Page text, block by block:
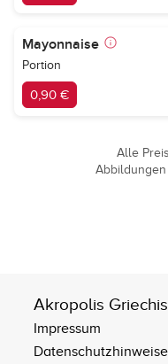
Mayonnaise
Portion
0,90 €
Alle
Akropolis
Impressum
Datenschutzhinweise